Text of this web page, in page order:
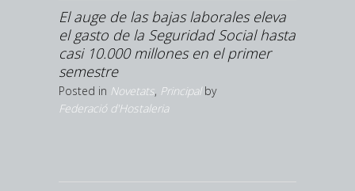
El auge de las bajas laborales eleva
el gasto de la Seguridad Social hasta
casi 10.000 millones en el primer
semestre
Posted in Novetats, Principalby
Federació d'Hostaleria